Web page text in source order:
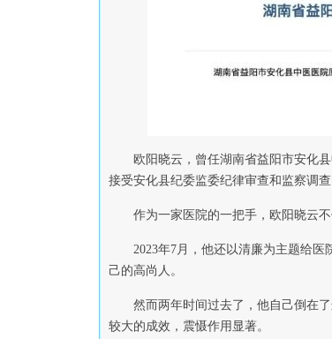
欧阳晓云，曾任湖南省益阳市安化
接受安化县纪委监委纪律审查和监察调查
作为一家医院的一把手，欧阳晓云
2023年7月，他还以清廉为主题给
己的高尚人。
然而两年时间过去了，他自己倒在
较大的成效，震慑作用显著。